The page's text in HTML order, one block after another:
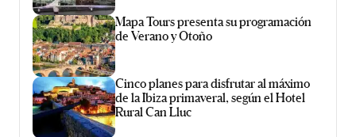
Mapa Tours presenta su programación
de Verano y Otoño
Cinco planes para disfrutar al máximo
de la Ibiza primaveral, según el Hotel
Rural Can Lluc